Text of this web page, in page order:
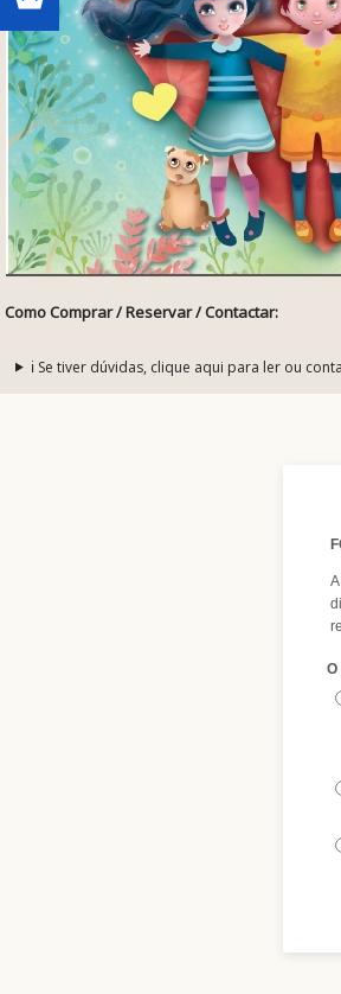
Como Comprar / Reservar / Contactar:
ℹ️ Se tiver dúvidas, clique aqui para ler ou